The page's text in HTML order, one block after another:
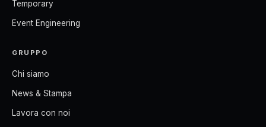
Temporary
Event Engineering
GRUPPO
Chi siamo
News & Stampa
Lavora con noi